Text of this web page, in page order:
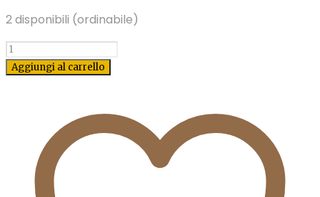
2 disponibili (ordinabile)
Quantità
Aggiungi al carrello